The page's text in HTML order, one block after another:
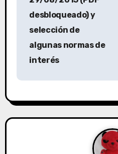
desbloqueado) y
selección de
algunas normas de
interés